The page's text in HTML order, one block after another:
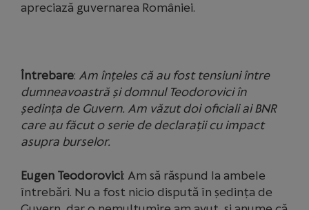
apreciază guvernarea României.
Întrebare: Am înțeles că au fost tensiuni între
dumneavoastră și domnul Teodorovici în
ședința de Guvern. Am văzut doi oficiali ai BNR
care au făcut o serie de declarații cu impact
asupra burselor.
Eugen Teodorovici: Am să răspund la ambele
întrebări. Nu a fost nicio dispută în ședința de